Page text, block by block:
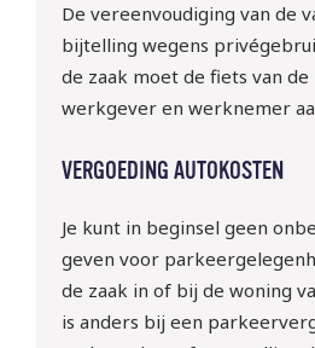
De vereenvoudiging van de
bijtelling wegens
de zaak moet de fiets van de
werkgever en werknemer
VERGOEDING AUTOKOSTEN
Je kunt in beginsel geen
geven voor
de zaak in of bij de woning
is anders bij een
10 sept |
ben jij klaar voor
regels rondom
van
Meld je gratis aan!